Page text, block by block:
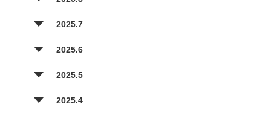
2025.7
2025.6
2025.5
2025.4